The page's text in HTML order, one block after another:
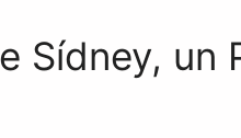
Sídney, un